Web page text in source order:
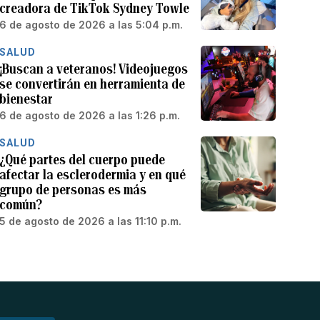
creadora de TikTok Sydney Towle
6 de agosto de 2026 a las 5:04 p.m.
SALUD
¡Buscan a veteranos! Videojuegos
se convertirán en herramienta de
bienestar
6 de agosto de 2026 a las 1:26 p.m.
SALUD
¿Qué partes del cuerpo puede
afectar la esclerodermia y en qué
grupo de personas es más
común?
5 de agosto de 2026 a las 11:10 p.m.